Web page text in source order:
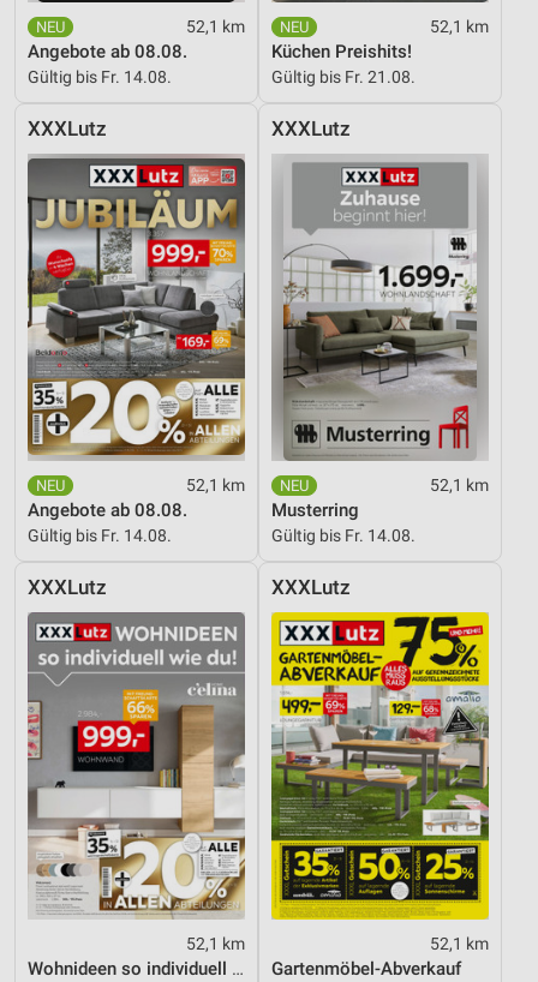
52,1 km
Angebote ab 08.08.
Gültig bis Fr. 14.08.
52,1 km
Küchen Preishits!
Gültig bis Fr. 21.08.
XXXLutz
52,1 km
Angebote ab 08.08.
Gültig bis Fr. 14.08.
XXXLutz
52,1 km
Musterring
Gültig bis Fr. 14.08.
XXXLutz
52,1 km
Wohnideen so individuell wie du!
XXXLutz
52,1 km
Gartenmöbel-Abverkauf